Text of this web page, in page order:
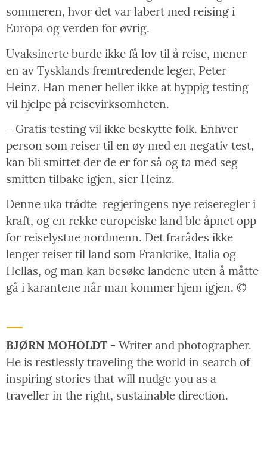
sommeren, hvor det var labert med reising i
Europa og verden for øvrig.
Uvaksinerte burde ikke få lov til å reise, mener
en av Tysklands fremtredende leger, Peter
Heinz. Han mener heller ikke at hyppig testing
vil hjelpe på reisevirksomheten.
– Gratis testing vil ikke beskytte folk. Enhver
person som reiser til en øy med en negativ test,
kan bli smittet der de er for så og ta med seg
smitten tilbake igjen, sier Heinz.
Denne uka trådte regjeringens nye reiseregler i
kraft, og en rekke europeiske land ble åpnet opp
for reiselystne nordmenn. Det frarådes ikke
lenger reiser til land som Frankrike, Italia og
Hellas, og man kan besøke landene uten å måtte
gå i karantene når man kommer hjem igjen. ©
BJØRN MOHOLDT - Writer and photographer.
He is restlessly traveling the world in search of
inspiring stories that will nudge you as a
traveller in the right, sustainable direction.